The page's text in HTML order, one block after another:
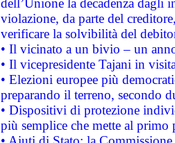
dell’Unione la decadenza dagli
violazione, da parte del
verificare la solvibilità del
• Il vicinato a un bivio – un
• Il vicepresidente Tajani in
• Elezioni europee più
preparando il terreno, secondo
• Dispositivi di protezione
più semplice che mette al primo